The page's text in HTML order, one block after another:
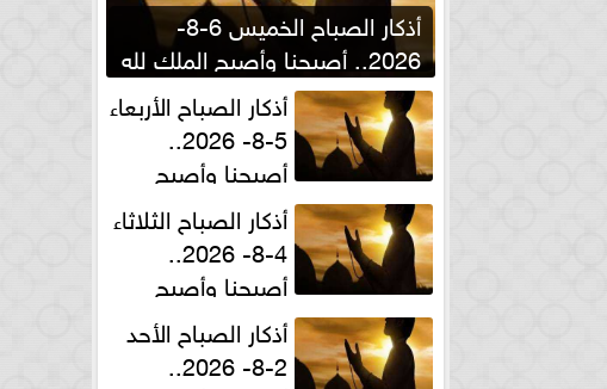
أذكار الصباح الخميس 6-8-
2026.. أصبحنا وأصبح الملك لله
والحمد لله
أذكار الصباح الأربعاء
5-8- 2026..
أصبحنا وأصبح
الملك لله والحمد للهأذكار الصباح الثلاثاء
4-8- 2026..
أصبحنا وأصبح
الملك لله والحمد للهأذكار الصباح الأحد
2-8- 2026..